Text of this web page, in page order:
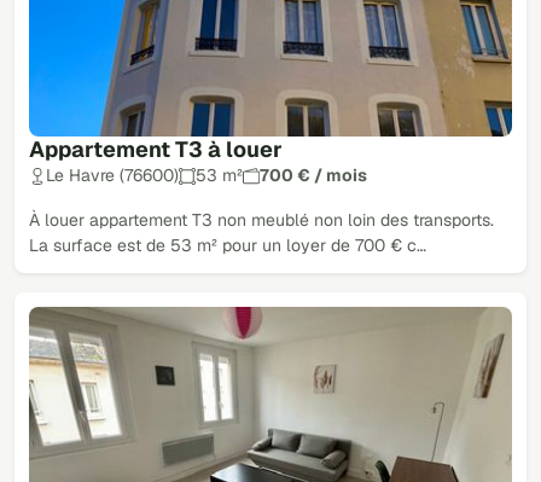
Appartement T3 à louer
Le Havre (76600) 53 m² 700 € / mois
À louer appartement T3 non meublé non loin des transports.
La surface est de 53 m² pour un loyer de 700 € c…